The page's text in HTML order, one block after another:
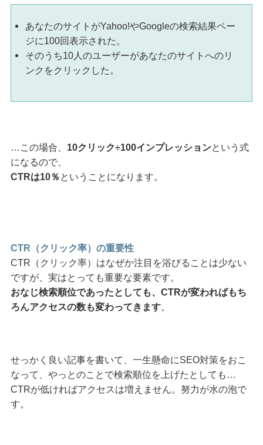
あなたのサイトがYahoo!やGoogleの検索結果ペー
ジに100回表示された。
そのうち10人のユーザーがあなたのサイトへのリ
ンクをクリックした。
…この場合、 10クリック÷100インプレッションという式
になるので、
CTRは10％ ということになります。
CTR（クリック率）の重要性
CTR（クリック率）はなぜか注目を浴びることは少ない
ですが、実はとっても重要な要素です。
おなじ検索順位であったとしても、CTRが変わればもち
ろんアクセスの数も変わってきます。
せっかく良い記事を書いて、一生懸命にSEO対策をおこ
なって、やっとのことで検索順位を上げたとしても…
CTRが低ければアクセスは増えません。努力が水の泡で
す。